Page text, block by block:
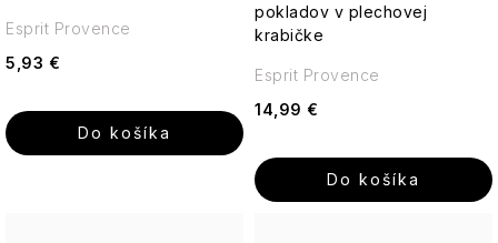
5,93 €
Do košíka
Esprit Provence
pokladov v plechovej
krabičke
14,99 €
Do košíka
Esprit Provence